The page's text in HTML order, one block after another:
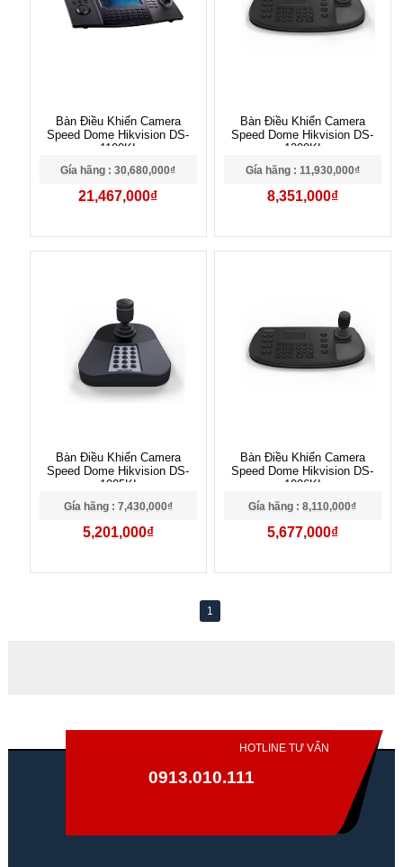
Bàn Điều Khiển Camera
Speed Dome Hikvision DS-
1100KI
Gía hãng : 30,680,000₫
21,467,000₫
Bàn Điều Khiển Camera
Speed Dome Hikvision DS-
1200KI
Gía hãng : 11,930,000₫
8,351,000₫
Bàn Điều Khiển Camera
Speed Dome Hikvision DS-
1005KI
Gía hãng : 7,430,000₫
5,201,000₫
Bàn Điều Khiển Camera
Speed Dome Hikvision DS-
1006KI
Gía hãng : 8,110,000₫
5,677,000₫
1
HOTLINE TƯ VẤN
0913.010.111